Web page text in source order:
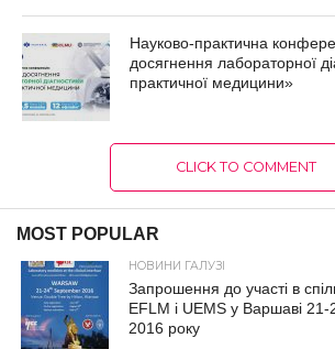
Науково-практична
досягнення лабораторної
практичної медицини»
CLICK TO COMMENT
MOST POPULAR
НОВИНИ ГАЛУЗІ
Запрошення до участі в
EFLM і UEMS у Варшаві 21-
2016 року